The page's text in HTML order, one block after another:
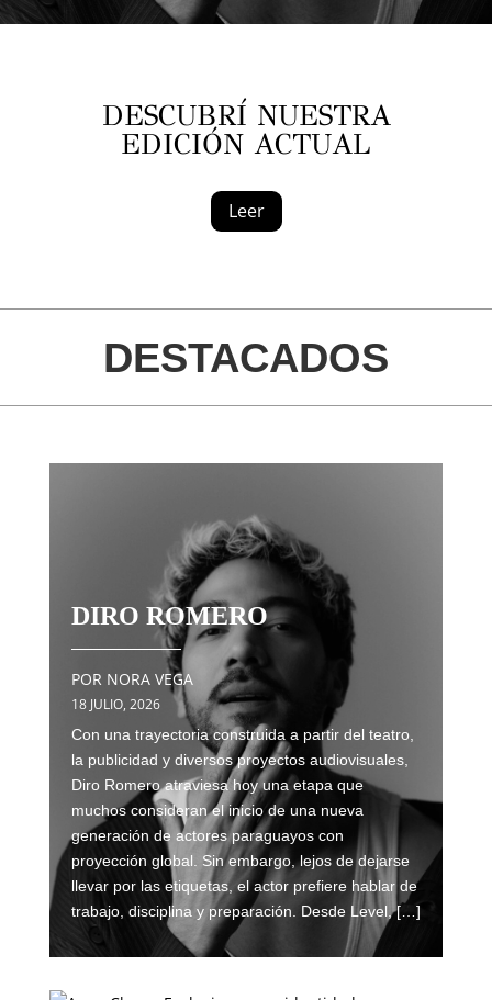
DESCUBRÍ NUESTRA
EDICIÓN ACTUAL
Leer
DESTACADOS
DIRO ROMERO
POR NORA VEGA
18 JULIO, 2026
Con una trayectoria construida a partir del teatro,
la publicidad y diversos proyectos audiovisuales,
Diro Romero atraviesa hoy una etapa que
muchos consideran el inicio de una nueva
generación de actores paraguayos con
proyección global. Sin embargo, lejos de dejarse
llevar por las etiquetas, el actor prefiere hablar de
trabajo, disciplina y preparación. Desde Level, […]